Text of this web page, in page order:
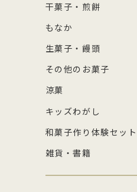
干菓子・煎餅
もなか
生菓子・饅頭
その他のお菓子
涼菓
キッズわがし
和菓子作り体験セット
雑貨・書籍